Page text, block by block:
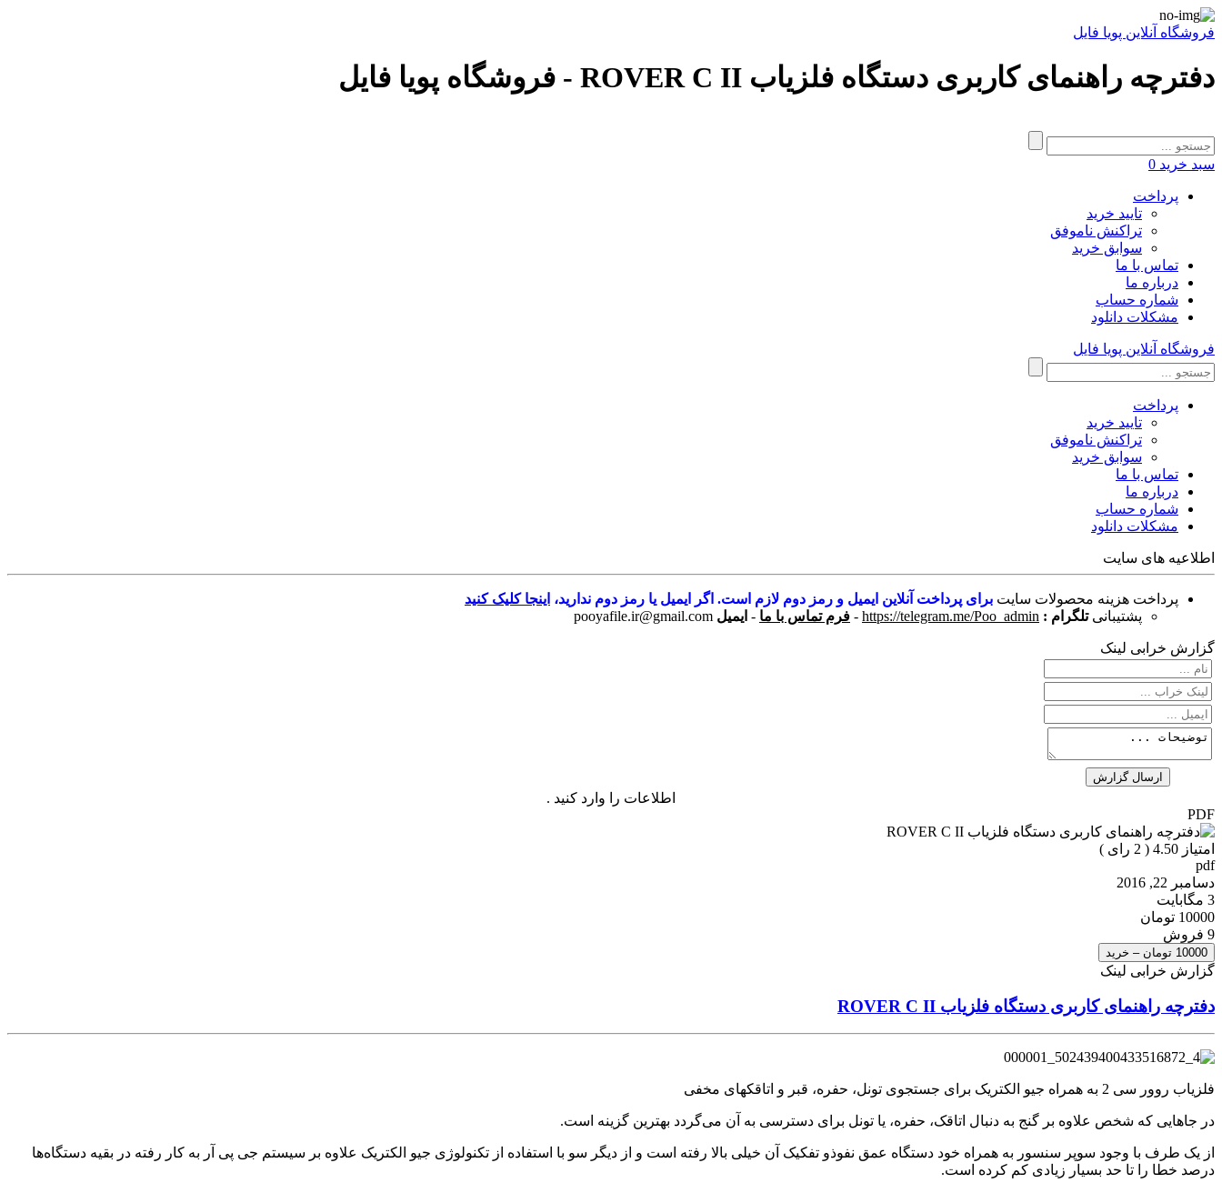
فروشگاه آنلاین پویا فایل
دفترچه راهنمای کاربری دستگاه فلزیاب ROVER C II - فروشگاه پویا فایل
سبد خرید 0
پرداخت
تایید خرید
تراکنش ناموفق
سوابق خرید
تماس با ما
درباره ما
شماره حساب
مشکلات دانلود
فروشگاه آنلاین پویا فایل
پرداخت
تایید خرید
تراکنش ناموفق
سوابق خرید
تماس با ما
درباره ما
شماره حساب
مشکلات دانلود
اطلاعیه های سایت
پرداخت هزینه محصولات سایت برای پرداخت آنلاین ایمیل و رمز دوم لازم است. اگر ایمیل یا رمز دوم ندارید، اینجا کلیک کنید
پشتیبانی تلگرام : https://telegram.me/Poo_admin
- فرم تماس با ما - ایمیل pooyafile.ir@gmail.com
گزارش خرابی لینک
اطلاعات را وارد کنید .
PDF
امتیاز 4.50 ( 2 رای )
pdf
دسامبر 22, 2016
3 مگابایت
10000 تومان
9 فروش
10000 تومان – خرید
گزارش خرابی لینک
دفترچه راهنمای کاربری دستگاه فلزیاب ROVER C II
فلزیاب روور سی 2 به همراه جیو الکتریک برای جستجوی تونل، حفره، قبر و اتاقکهای مخفی
در جاهایی که شخص علاوه بر گنج به دنبال اتاقک، حفره، یا تونل برای دسترسی به آن می‌گردد بهترین گزینه است.
از یک طرف با وجود سوپر سنسور به همراه خود دستگاه عمق نفوذو تفکیک آن خیلی بالا رفته است و از دیگر سو با استفاده از تکنولوژی جیو الکتریک علاوه بر سیستم جی پی آر به کار رفته در بقیه دستگاه‌ها
درصد خطا را تا حد بسیار زیادی کم کرده است.